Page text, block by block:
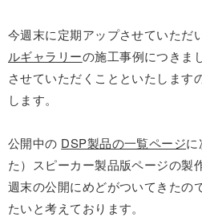
今週末に定期アップさせていただ
ルギャラリーの施工事例につきま
させていただくことといたします
します。
公開中の DSP製品の一覧ページに
た）スピーカー製品版ページの製
週末の公開にめどがついてきたの
たいと考えております。